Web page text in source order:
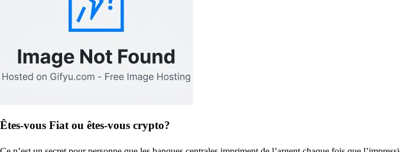
Êtes-vous Fiat ou êtes-vous crypto?